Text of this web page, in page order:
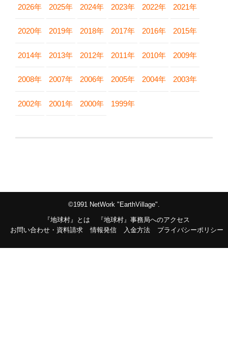
2026年 2025年 2024年 2023年 2022年 2021年
2020年 2019年 2018年 2017年 2016年 2015年
2014年 2013年 2012年 2011年 2010年 2009年
2008年 2007年 2006年 2005年 2004年 2003年
2002年 2001年 2000年 1999年
©1991 NetWork "EarthVillage".
『地球村』とは
『地球村』事務局へのアクセス
お問い合わせ・資料請求
情報発信 入金方法 プライバシーポリシー